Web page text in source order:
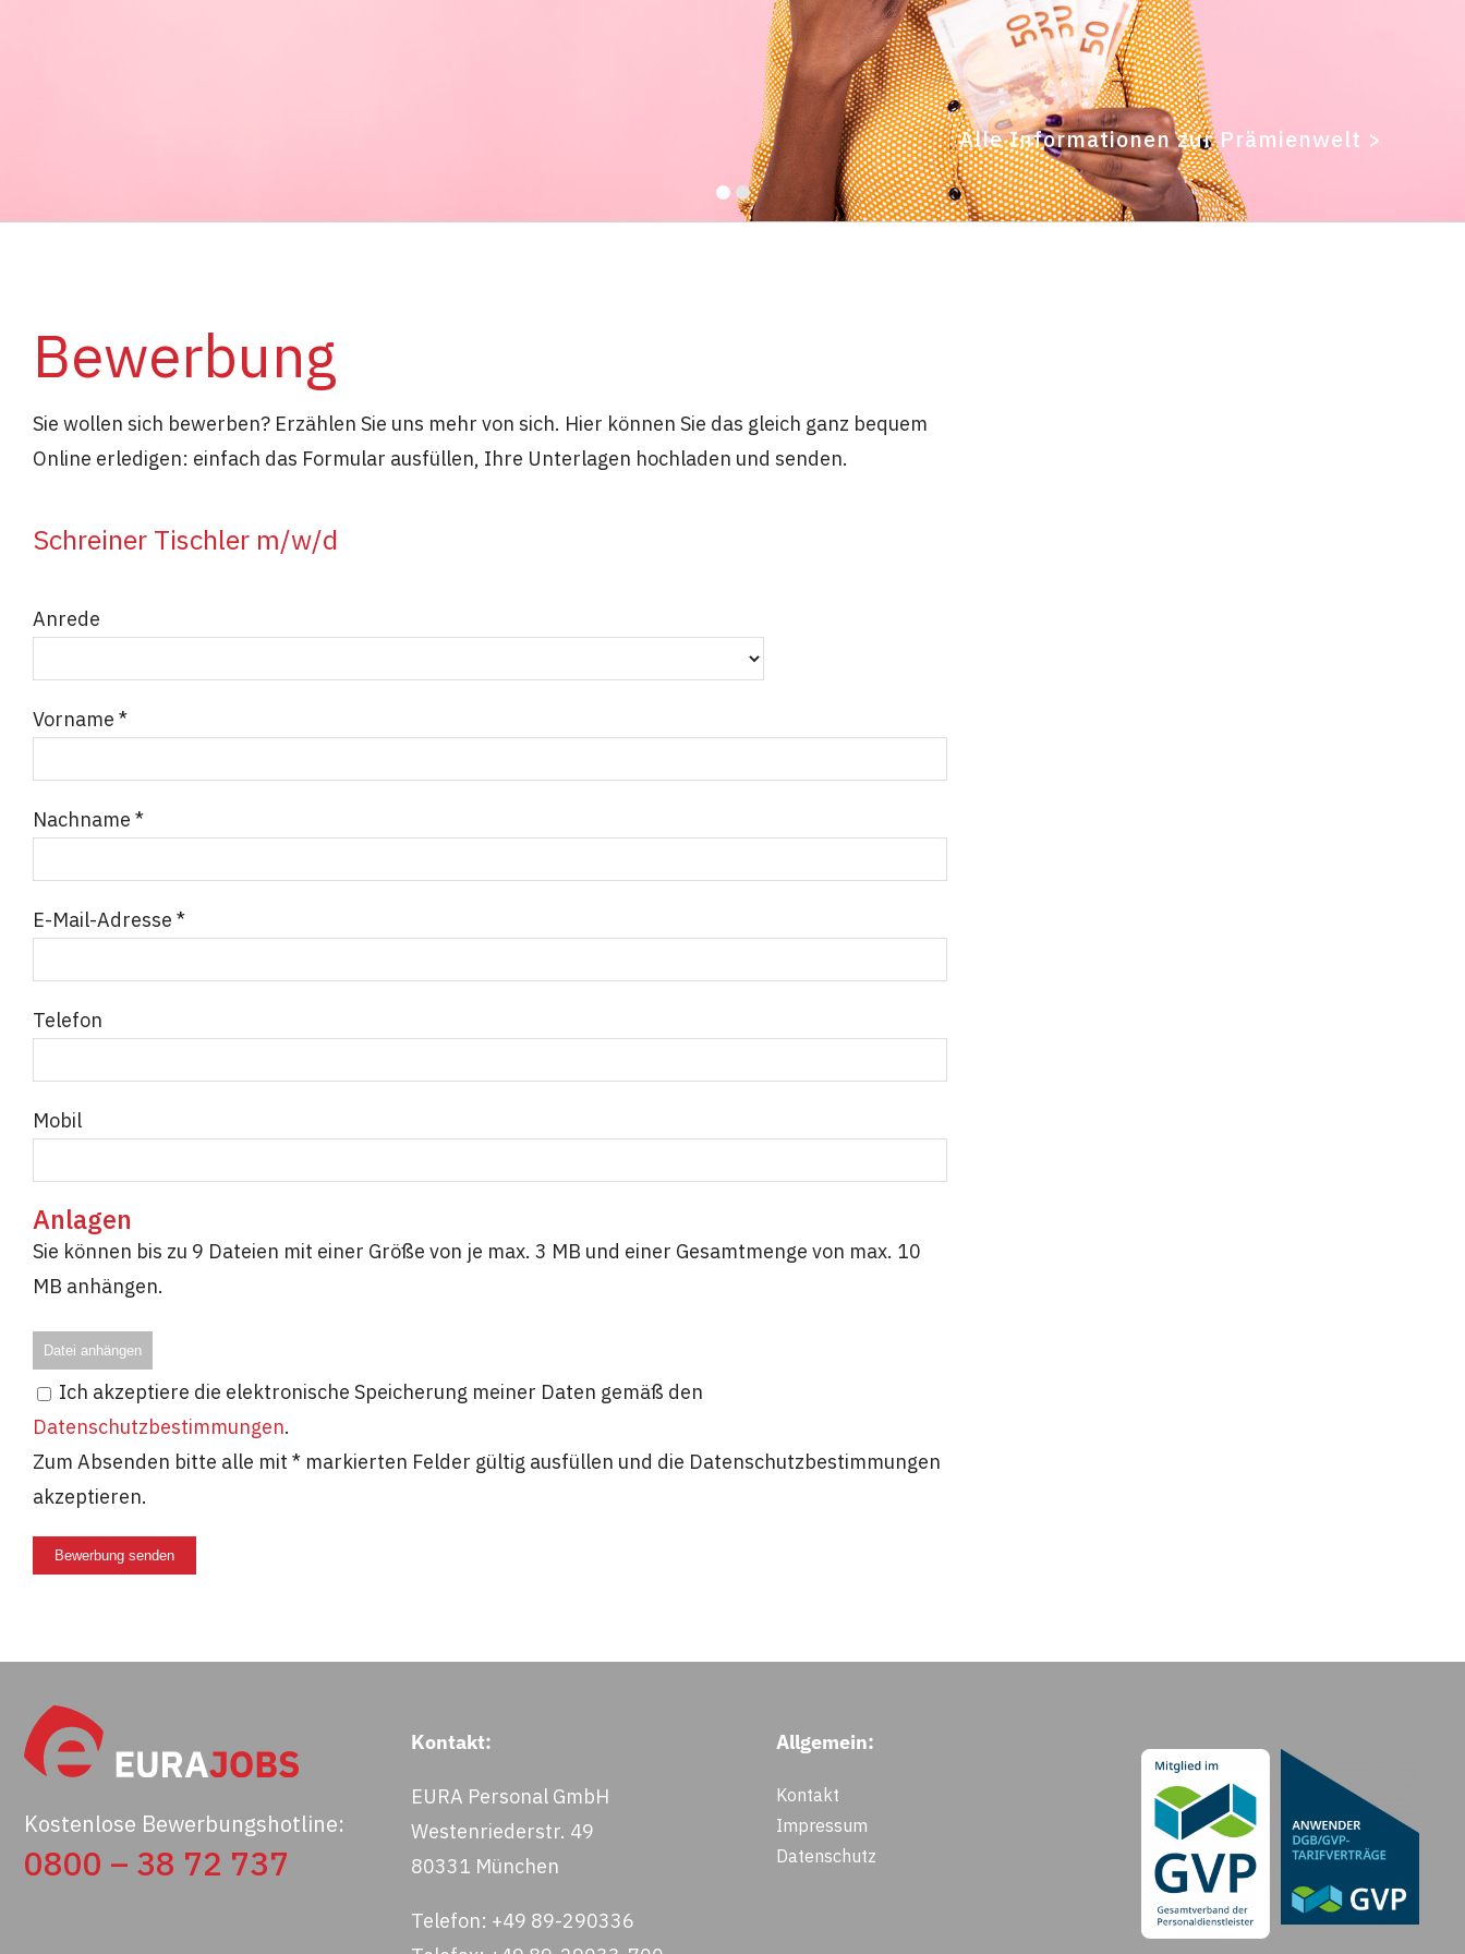
Alle Informationen zur Prämienwelt >
Bewerbung
Sie wollen sich bewerben? Erzählen Sie uns mehr von sich. Hier können Sie das gleich ganz bequem
Online erledigen: einfach das Formular ausfüllen, Ihre Unterlagen hochladen und senden.
Schreiner Tischler m/w/d
Anrede
Vorname *
Nachname *
E-Mail-Adresse *
Telefon
Mobil
Anlagen
Sie können bis zu 9 Dateien mit einer Größe von je max. 3 MB und einer Gesamtmenge von max. 10
MB anhängen.
Datei anhängen
Ich akzeptiere die elektronische Speicherung meiner Daten gemäß den
Datenschutzbestimmungen.
Zum Absenden bitte alle mit * markierten Felder gültig ausfüllen und die Datenschutzbestimmungen
akzeptieren.
Bewerbung senden
Kostenlose Bewerbungshotline:
0800 – 38 72 737
Kontakt:
EURA Personal GmbH
Westenriederstr. 49
80331 München
Telefon: +49 89-290336
Allgemein:
Kontakt
Impressum
Datenschutz